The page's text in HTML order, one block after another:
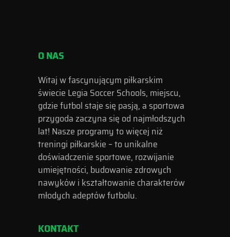
O NAS
Witaj w fascynującym piłkarskim
świecie Legia Soccer Schools, miejscu,
gdzie futbol staje się pasją, a sportowa
przygoda zaczyna się od najmłodszych
lat! Nasze programy to więcej niż
treningi piłkarskie – to unikalne
doświadczenie sportowe, rozwijanie
umiejętności, budowanie zdrowych
nawyków i kształtowanie charakterów
młodych adeptów futbolu.
KONTAKT